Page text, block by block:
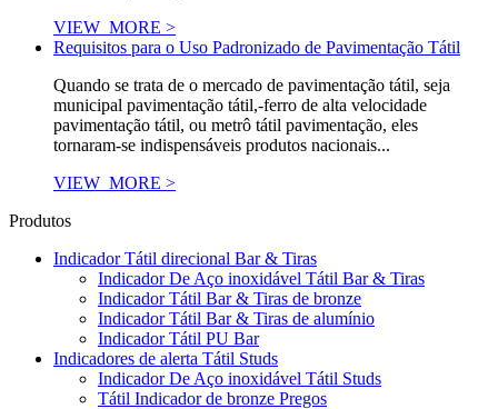
VIEW_MORE >
Requisitos para o Uso Padronizado de Pavimentação Tátil
Quando se trata de o mercado de pavimentação tátil, seja
municipal pavimentação tátil,-ferro de alta velocidade
pavimentação tátil, ou metrô tátil pavimentação, eles
tornaram-se indispensáveis produtos nacionais...
VIEW_MORE >
Produtos
Indicador Tátil direcional Bar & Tiras
Indicador De Aço inoxidável Tátil Bar & Tiras
Indicador Tátil Bar & Tiras de bronze
Indicador Tátil Bar & Tiras de alumínio
Indicador Tátil PU Bar
Indicadores de alerta Tátil Studs
Indicador De Aço inoxidável Tátil Studs
Tátil Indicador de bronze Pregos